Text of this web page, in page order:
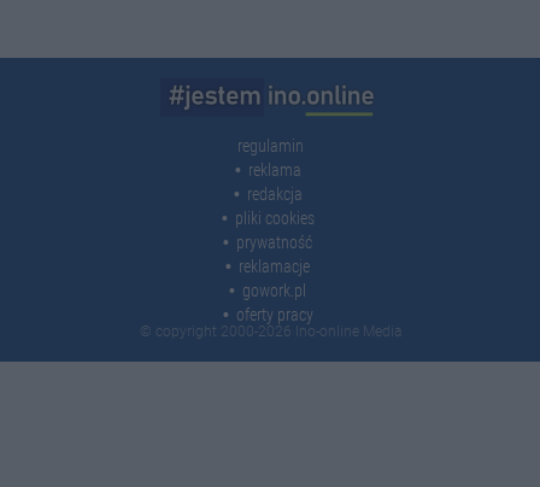
regulamin
reklama
redakcja
pliki cookies
prywatność
reklamacje
gowork.pl
oferty pracy
© copyright 2000-2026 Ino-online Media